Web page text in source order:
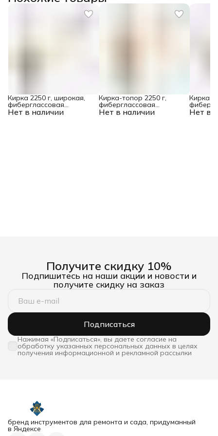
Нет в наличии
Кирка 2250 г, широкая,
фиберглассовая
обрезиненная рукоятка Нет в наличии
Кирка-топор 2250 г,
фиберглассовая
обрезиненная рукоятка Нет в
Кирка
Получите скидку 10%
Подпишитесь на наши акции и новости и
получите скидку на заказ
Подписаться
Нажимая «Подписаться», вы даете согласие на
обработку указанных персональных данных в целях
получения информационной и рекламной рассылки
бренд инструментов для ремонта и сада, придуманный
в Яндексе